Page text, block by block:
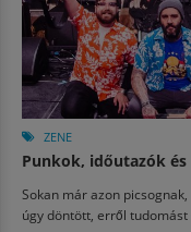
ZENE
Punkok, időutazók
Sokan már azon
úgy döntött, erről tudomást